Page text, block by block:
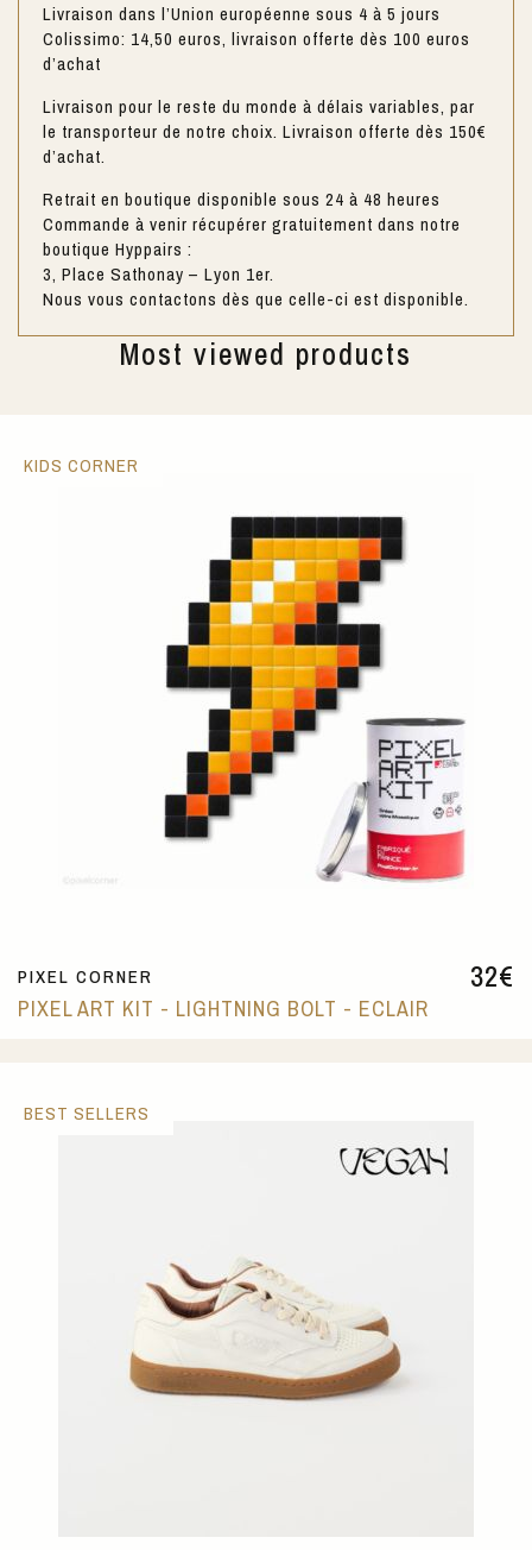
Livraison dans l’Union européenne sous 4 à 5 jours
Colissimo: 14,50 euros, livraison offerte dès 100 euros
d’achat
Livraison pour le reste du monde à délais variables, par
le transporteur de notre choix. Livraison offerte dès 150€
d’achat.
Retrait en boutique disponible sous 24 à 48 heures
Commande à venir récupérer gratuitement dans notre
boutique Hyppairs :
3, Place Sathonay – Lyon 1er.
Nous vous contactons dès que celle-ci est disponible.
Most viewed products
32€
PIXEL CORNER
PIXEL ART KIT - LIGHTNING BOLT - ECLAIR
KIDS CORNER
BEST SELLERS